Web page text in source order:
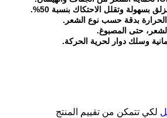
بسهولة وتقلل الاحتكاك بنسبة 50
%.
بدقة حسب نوع الشعر .
حتى المصبوغ.
وسلك دوار لحرية الحركة.
لكي تتمكن من تقييم المنتج